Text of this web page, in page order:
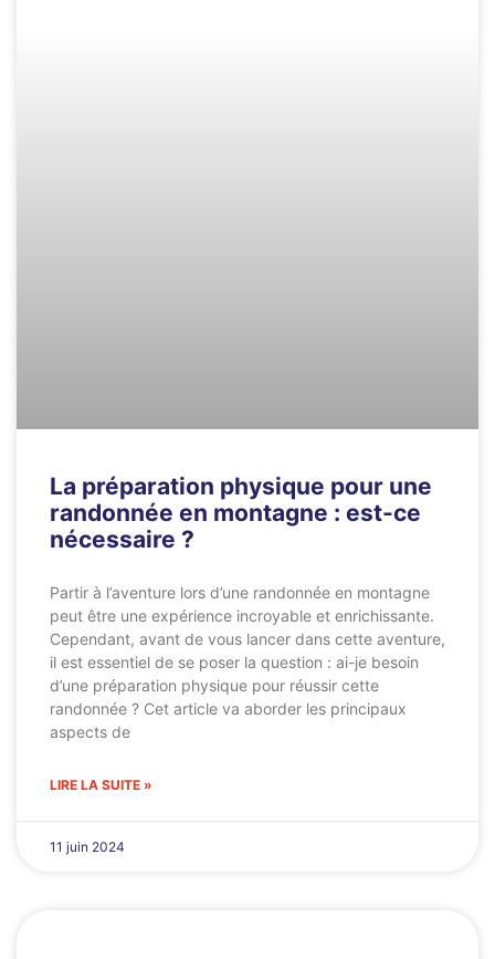
La préparation physique pour une
randonnée en montagne : est-ce
nécessaire ?
Partir à l’aventure lors d’une randonnée en montagne
peut être une expérience incroyable et enrichissante.
Cependant, avant de vous lancer dans cette aventure,
il est essentiel de se poser la question : ai-je besoin
d’une préparation physique pour réussir cette
randonnée ? Cet article va aborder les principaux
aspects de
LIRE LA SUITE »
11 juin 2024